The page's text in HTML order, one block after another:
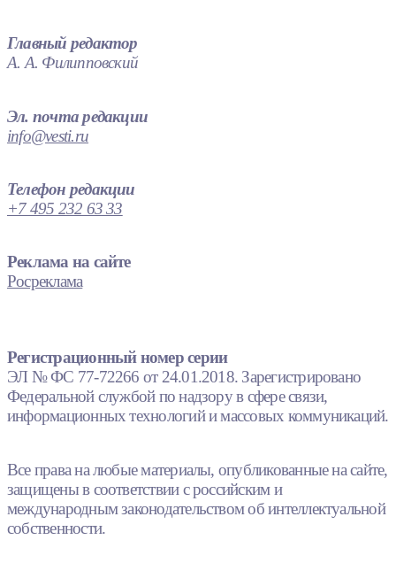
Главный редактор
А. А. Филипповский
Эл. почта редакции
info@vesti.ru
Телефон редакции
+7 495 232 63 33
Реклама на сайте
Росреклама
Регистрационный номер серии
ЭЛ № ФС 77-72266 от 24.01.2018. Зарегистрировано
Федеральной службой по надзору в сфере связи,
информационных технологий и массовых коммуникаций.
Все права на любые материалы, опубликованные на сайте,
защищены в соответствии с российским и
международным законодательством об интеллектуальной
собственности.